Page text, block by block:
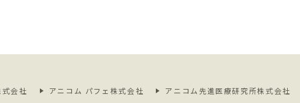
会社 アニコム パフェ株式会社 アニコム先進医療研究所株式会社